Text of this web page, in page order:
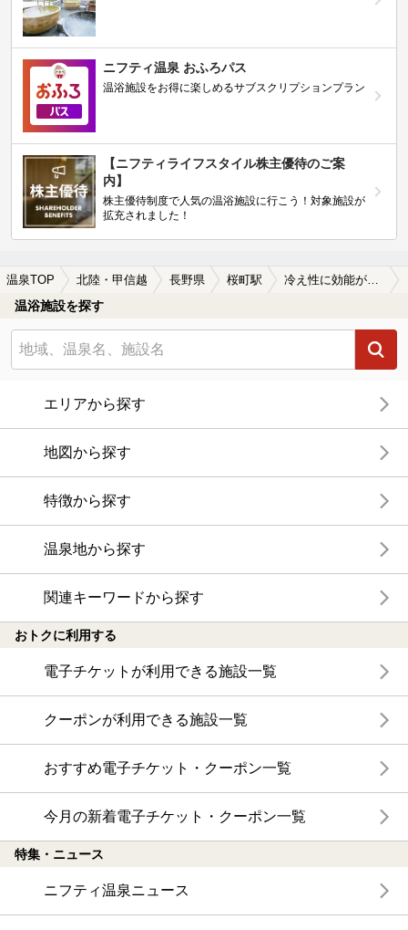
ニフティ温泉 おふろパス
温浴施設をお得に楽しめるサブスクリプションプラン
【ニフティライフスタイル株主優待のご案
内】
株主優待制度で人気の温浴施設に行こう！対象施設が
拡充されました！
温泉TOP 北陸・甲信越 長野県 桜町駅 冷え性に効能がある桜町駅近くの温泉、日帰り温泉、スーパー銭湯おすすめ
温浴施設を探す
エリアから探す
地図から探す
特徴から探す
温泉地から探す
関連キーワードから探す
おトクに利用する
電子チケットが利用できる施設一覧
クーポンが利用できる施設一覧
おすすめ電子チケット・クーポン一覧
今月の新着電子チケット・クーポン一覧
特集・ニュース
ニフティ温泉ニュース